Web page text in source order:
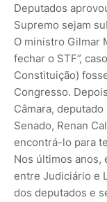
Deputados
Supremo sejam
O ministro Gilmar
fechar o STF”,
Constituição)
Congresso.
Câmara,
Senado, Renan
encontrá-lo para
Nos últimos anos,
entre Judiciário e
dos deputados e